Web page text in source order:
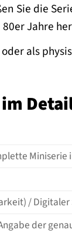
Sie die
Jahre
als
Miniserie
/
der